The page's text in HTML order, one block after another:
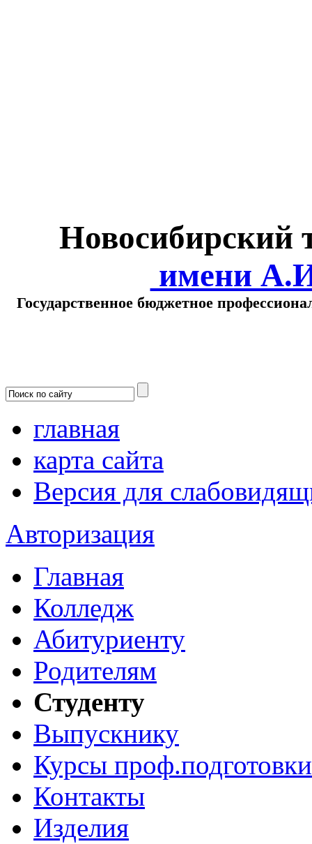
Новосибирский
имени
Государственное бюджетное
главная
карта сайта
Версия для
Авторизация
Главная
Колледж
Абитуриенту
Родителям
Студенту
Выпускнику
Курсы проф.подготовки
Контакты
Изделия